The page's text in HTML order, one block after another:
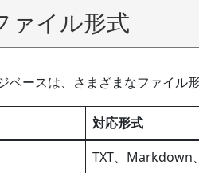
ァイル形式
ベースは、さまざまなファイル
対応形式
TXT、Markdown